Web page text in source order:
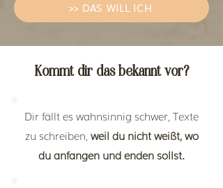
>> DAS WILL ICH
Kommt dir das bekannt vor?
Dir fällt es wahnsinnig schwer, Texte
zu schreiben, weil du nicht weißt, wo
du anfangen und enden sollst.